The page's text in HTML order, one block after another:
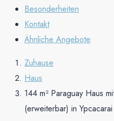
Besonderheiten
Kontakt
Ähnliche Angebote
Zuhause
Haus
144 m² Paraguay Haus
(erweiterbar) in Ypcacarai